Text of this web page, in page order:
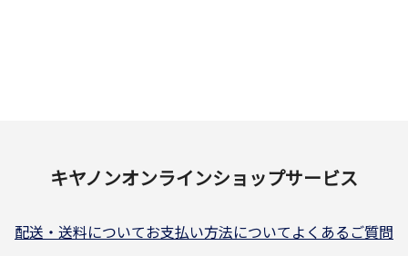
キヤノンオンラインショップサービス
配送・送料についてお支払い方法についてよくあるご質問